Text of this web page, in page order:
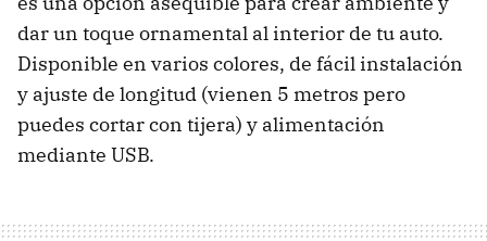
dar un toque ornamental al interior de tu auto.
Disponible en varios colores, de fácil instalación
y ajuste de longitud (vienen 5 metros pero
puedes cortar con tijera) y alimentación
mediante USB.